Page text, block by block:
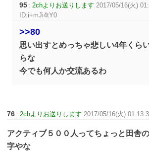
95 : 2chよりお送りします 2017/05/16(火)
ID:i+mJi4tY0
>>80
思い出すとめっちゃ悲しい4年くら
らな
今でも何人か交流あるわ
76 : 2chよりお送りします 2017/05/16(火)
アクティブ５００人ってちょっと田舎
字やな